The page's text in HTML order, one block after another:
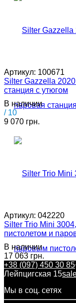
Артикул: 100671
Silter Gazzella
станция с утюгом
В наличии
/ 10
9 070 грн.
Артикул: 042220
Silter Trio Mini
пистолетом и
В наличии
17 063 грн.
+38 (097) 450 30 85
Лейпцигская 15
Мы в соц. сетях